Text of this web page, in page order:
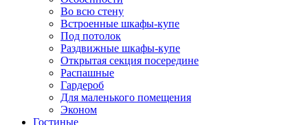
Во всю стену
Встроенные шкафы-купе
Под потолок
Раздвижные шкафы-купе
Открытая секция посередине
Распашные
Гардероб
Для маленького помещения
Эконом
Гостиные